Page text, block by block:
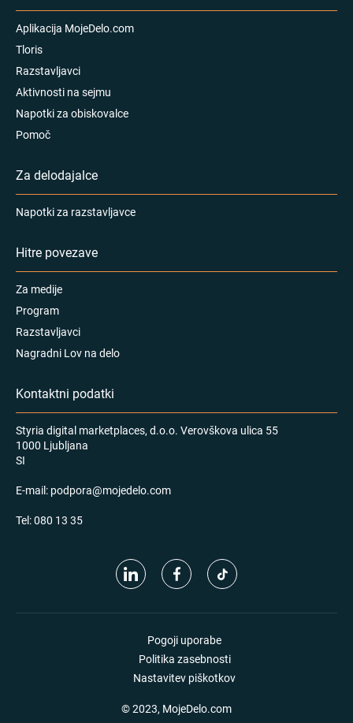
Aplikacija MojeDelo.com
Tloris
Razstavljavci
Aktivnosti na sejmu
Napotki za obiskovalce
Pomoč
Za delodajalce
Napotki za razstavljavce
Hitre povezave
Za medije
Program
Razstavljavci
Nagradni Lov na delo
Kontaktni podatki
Styria digital marketplaces, d.o.o. Verovškova ulica 55
1000 Ljubljana
SI
E-mail: podpora@mojedelo.com
Tel:080 13 35
Pogoji uporabe
Politika zasebnosti
Nastavitev piškotkov
© 2023, MojeDelo.com